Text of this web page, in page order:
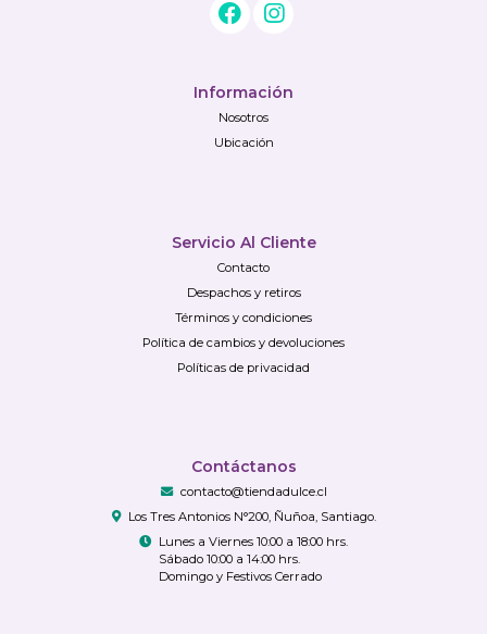
Información
Nosotros
Ubicación
Servicio Al Cliente
Contacto
Despachos y retiros
Términos y condiciones
Política de cambios y devoluciones
Políticas de privacidad
Contáctanos
contacto@tiendadulce.cl
Los Tres Antonios N°200, Ñuñoa, Santiago.
Lunes a Viernes 10:00 a 18:00 hrs.
Sábado 10:00 a 14:00 hrs.
Domingo y Festivos Cerrado